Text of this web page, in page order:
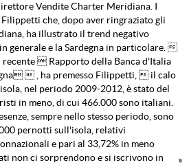
Vendite Charter Meridiana. I
che, dopo aver ringraziato gli
ha illustrato il trend negativo
generale e la Sardegna in particolare.
 Rapporto della Banca d'Italia
, ha premesso Filippetti,  il calo
nel periodo 2009-2012, è stato del
in meno, di cui 466.000 sono italiani.
sempre nello stesso periodo, sono
pernotti sull'isola, relativi
e pari al 33,72% in meno
non ci sorprendono e si iscrivono in